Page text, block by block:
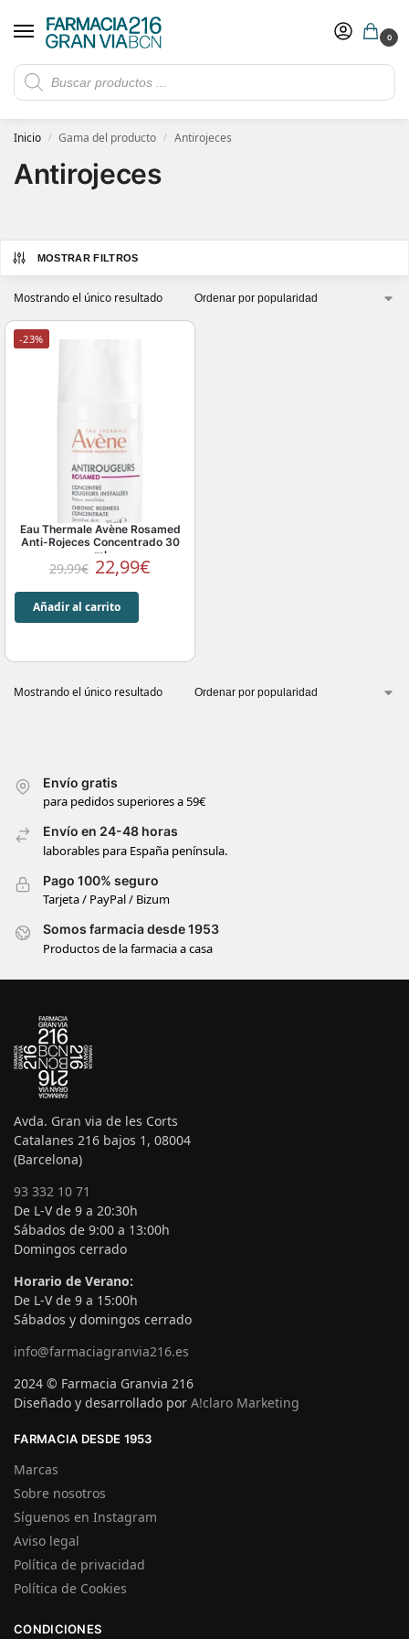
0
Rebajas de verano hasta -30%
​ 5€ de descuento con el cupón 5GRANVIA (compras superiores a 150€)
Inicio / Gama del producto / Antirojeces
Antirojeces
MOSTRAR FILTROS
Mostrando el único resultado
-23%
Eau Thermale Avène Rosamed
Anti-Rojeces Concentrado 30
ml
29,99€ 22,99€
Añadir al carrito
Mostrando el único resultado
Envío gratis
para pedidos superiores a 59€
Envío en 24-48 horas
laborables para España península.
Pago 100% seguro
Tarjeta / PayPal / Bizum
Somos farmacia desde 1953
Productos de la farmacia a casa
Avda. Gran via de les Corts
Catalanes 216 bajos 1, 08004
(Barcelona)
93 332 10 71
De L-V de 9 a 20:30h
Sábados de 9:00 a 13:00h
Domingos cerrado
Horario de Verano:
De L-V de 9 a 15:00h
Sábados y domingos cerrado
info@farmaciagranvia216.es
2024 © Farmacia Granvia 216
Diseñado y desarrollado por A!claro Marketing
FARMACIA DESDE 1953
Marcas
Sobre nosotros
Síguenos en Instagram
Aviso legal
Política de privacidad
Política de Cookies
CONDICIONES